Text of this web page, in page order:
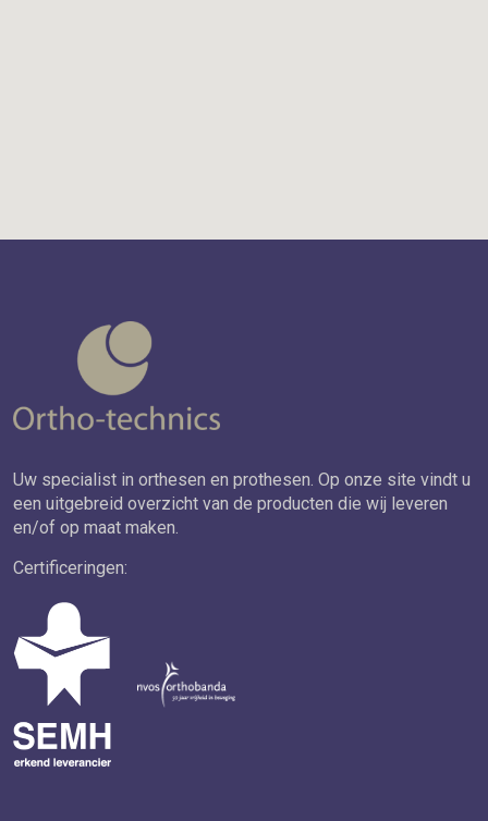
Uw specialist in orthesen en prothesen. Op onze site vindt u
een uitgebreid overzicht van de producten die wij leveren
en/of op maat maken.
Certificeringen: